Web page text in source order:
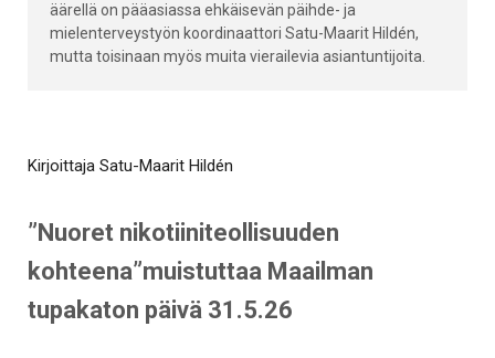
äärellä on pääasiassa ehkäisevän päihde- ja
mielenterveystyön koordinaattori Satu-Maarit Hildén,
mutta toisinaan myös muita vierailevia asiantuntijoita.
Kirjoittaja Satu-Maarit Hildén
”Nuoret nikotiiniteollisuuden
kohteena”muistuttaa Maailman
tupakaton päivä 31.5.26